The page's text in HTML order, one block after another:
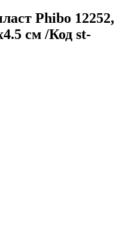
Phibo 12252,
см /Код st-